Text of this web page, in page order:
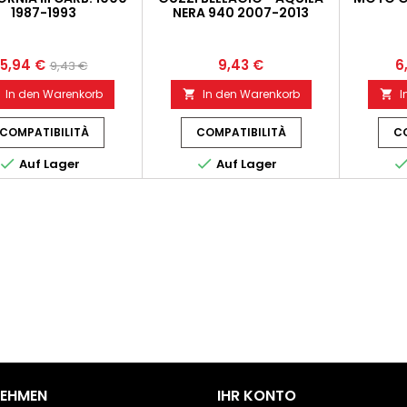
1987-1993
5,94 € 9,43 €
In den Warenkorb
COMPATIBILITÀ
 Auf Lager
NERA 940 2007-2013
9,43 €
 In den Warenkorb
COMPATIBILITÀ
 Auf Lager

IHR KONTO